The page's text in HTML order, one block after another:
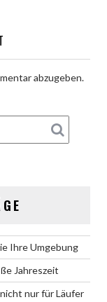
abzugeben.
Ihre Umgebung
Jahreszeit
nur für Läufer